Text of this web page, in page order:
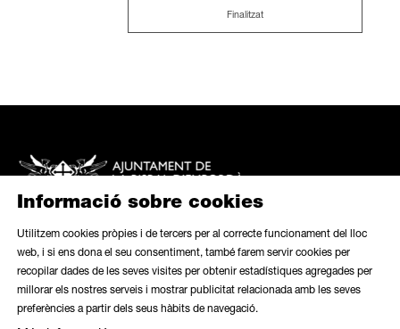
Finalitzat
Mapa web | Avís legal Ús de galetes | Butlletí | Contacte
Informació sobre cookies
Utilitzem cookies pròpies i de tercers per al correcte funcionament del lloc
web, i si ens dona el seu consentiment, també farem servir cookies per
recopilar dades de les seves visites per obtenir estadístiques agregades per
millorar els nostres serveis i mostrar publicitat relacionada amb les seves
preferències a partir dels seus hàbits de navegació.